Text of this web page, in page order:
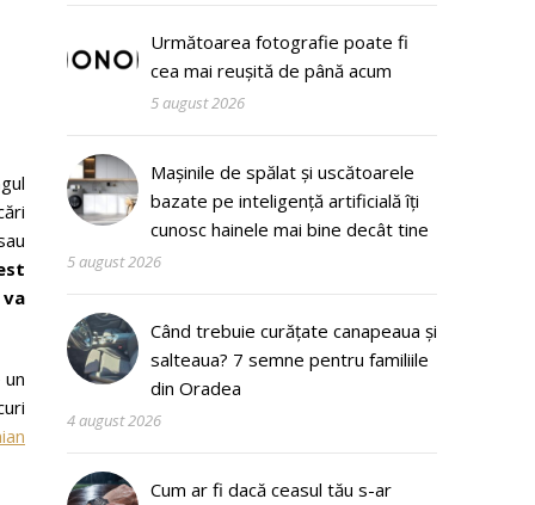
Următoarea fotografie poate fi
cea mai reușită de până acum
5 august 2026
Mașinile de spălat și uscătoarele
bazate pe inteligență artificială îți
cunosc hainele mai bine decât tine
5 august 2026
Când trebuie curățate canapeaua și
salteaua? 7 semne pentru familiile
din Oradea
4 august 2026
Cum ar fi dacă ceasul tău s-ar